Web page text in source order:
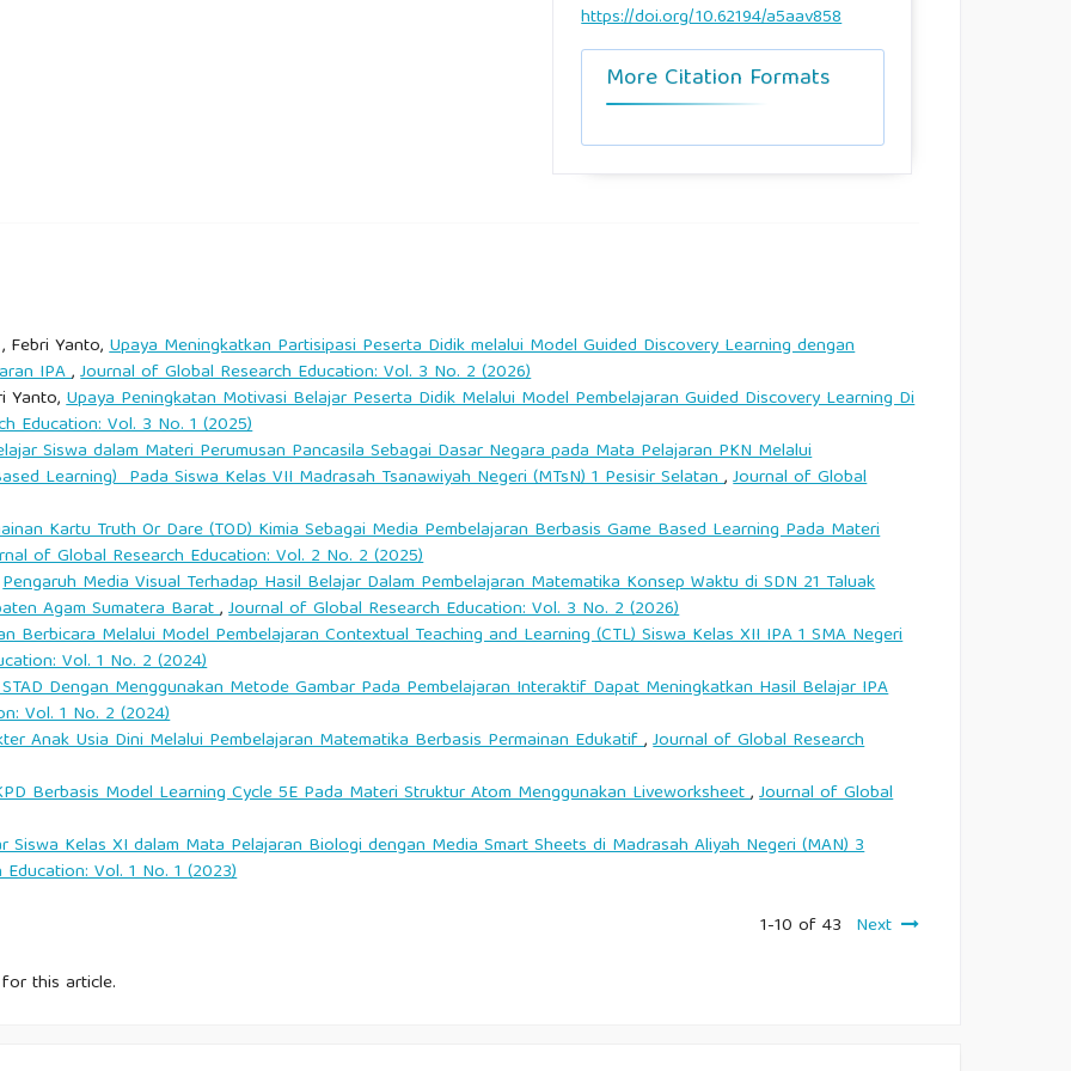
Didik Kelas X Smk N 1 Danau Sembuluh Seruyan
Penerapan Model Problem Based Learning (Pbl) Dalam
Didik Pada Materi Kesetimbangan Kimia Sman 3 Kota
zarah.v9i2.3110
Hasil Belajar Siswa dalam Pembelajaran Kimia di
Teknologi, 6(4), 201–210.
Kimia di Kalangan Siswa: Sebuah Tinjauan Literatur. Jurnal
Hasil Belajar Siswa di Kelas Kimia. Jurnal Ilmu Pendidikan,
https://doi.org/10.62194/a5aav858
More Citation Formats
Febri Yanto,Upaya Meningkatkan Partisipasi Peserta Didik melalui Model Guided Discovery Learning dengan
IPA,Journal of Global Research Education: Vol. 3 No. 2 (2026)
Yanto,Upaya Peningkatan Motivasi Belajar Peserta Didik Melalui Model Pembelajaran Guided Discovery Learning Di
Education: Vol. 3 No. 1 (2025)
Siswa dalam Materi Perumusan Pancasila Sebagai Dasar Negara pada Mata Pelajaran PKN Melalui
Learning) Pada Siswa Kelas VII Madrasah Tsanawiyah Negeri (MTsN) 1 Pesisir Selatan,Journal of Global
Kartu Truth Or Dare (TOD) Kimia Sebagai Media Pembelajaran Berbasis Game Based Learning Pada Materi
of Global Research Education: Vol. 2 No. 2 (2025)
Pengaruh Media Visual Terhadap Hasil Belajar Dalam Pembelajaran Matematika Konsep Waktu di SDN 21 Taluak
Agam Sumatera Barat,Journal of Global Research Education: Vol. 3 No. 2 (2026)
Berbicara Melalui Model Pembelajaran Contextual Teaching and Learning (CTL) Siswa Kelas XII IPA 1 SMA Negeri
Vol. 1 No. 2 (2024)
Dengan Menggunakan Metode Gambar Pada Pembelajaran Interaktif Dapat Meningkatkan Hasil Belajar IPA
Vol. 1 No. 2 (2024)
Anak Usia Dini Melalui Pembelajaran Matematika Berbasis Permainan Edukatif,Journal of Global Research
Berbasis Model Learning Cycle 5E Pada Materi Struktur Atom Menggunakan Liveworksheet,Journal of Global
Siswa Kelas XI dalam Mata Pelajaran Biologi dengan Media Smart Sheets di Madrasah Aliyah Negeri (MAN) 3
Vol. 1 No. 1 (2023)
1-10 of 43 Next
this article.